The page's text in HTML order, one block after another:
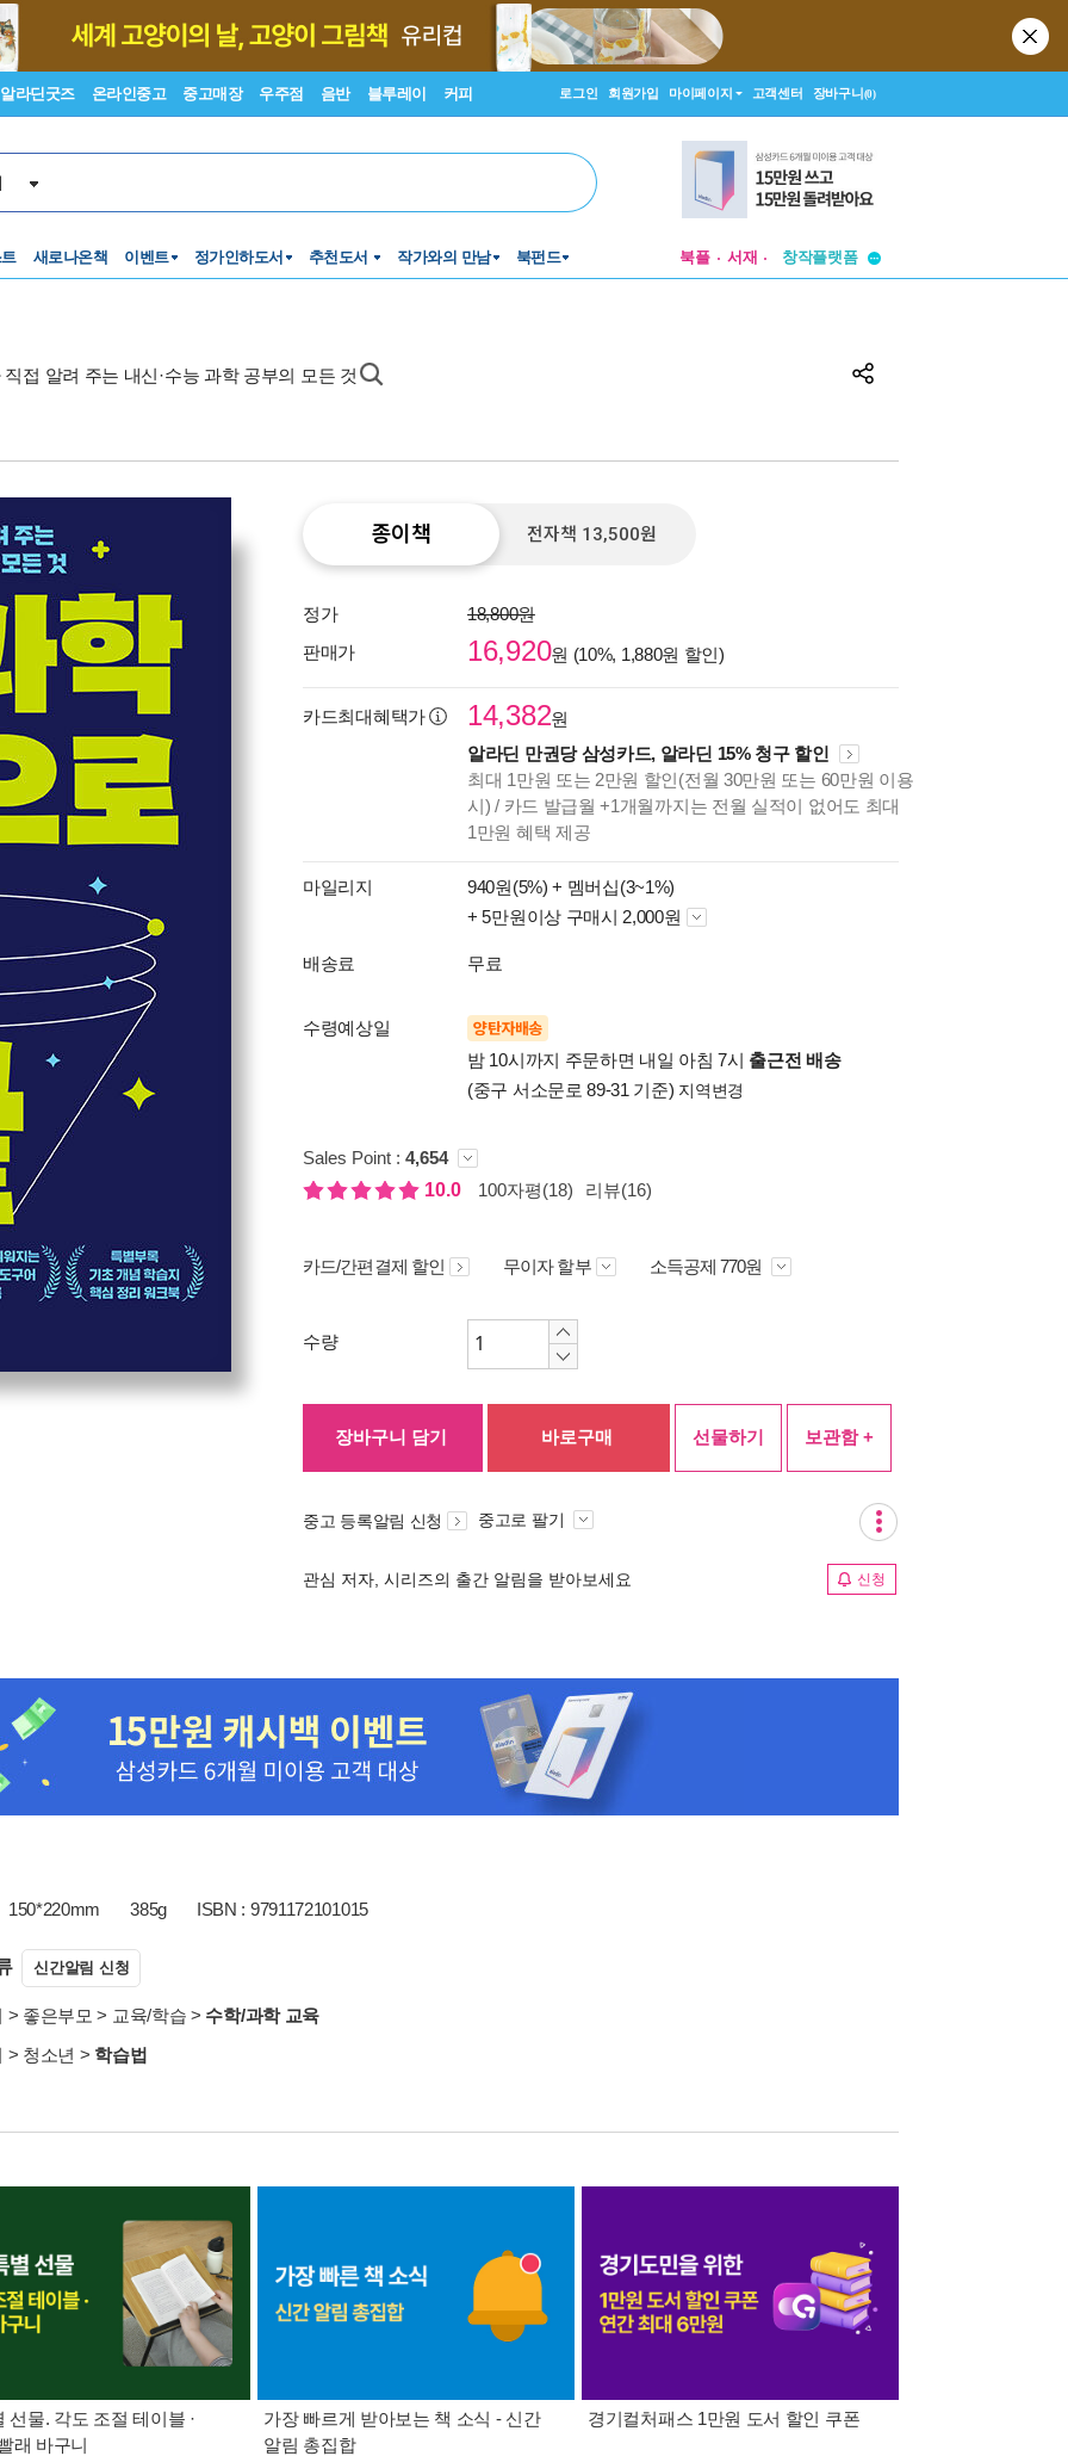
알라딘굿즈 온라인중고 중고매장 우주점 음반 블루레이 커피 로그인 회원가입 마이페이지 고객센터 장바구니(0)
새로나온책 이벤트 정가인하도서 추천도서 작가와의 만남 북펀드 북플 서재
투비컨티뉴드
투비컨티뉴드
접 알려 주는 내신·수능 과학 공부의 모든 것
종이책 전자책 13,500원
정가
18,800원
판매가
16,920원 (10%, 1,880원 할인)
카드최대혜택가 14,382원
알라딘 만권당 삼성카드, 알라딘 15% 청구 할인
최대 1만원 또는 2만원 할인(전월 30만원 또는 60만원 이용
시) / 카드 발급월 +1개월까지는 전월 실적이 없어도 최대
1만원 혜택 제공
마일리지 940원(5%) + 멤버십(3~1%)
+ 5만원이상 구매시 2,000원
배송료 무료
수령예상일 양탄자배송
밤 10시까지 주문하면 내일 아침 7시 출근전 배송
(중구 서소문로 89-31 기준) 지역변경
Sales Point : 4,654
10.0
100자평(18) 리뷰(16)
카드/간편결제 할인 무이자 할부 소득공제 770원
수량
장바구니 담기 바로구매 선물하기 보관함 +
중고 등록알림 신청 중고로 팔기
관심 저자, 시리즈의 출간 알림을 받아보세요 신청
150*220mm 385g ISBN : 9791172101015
신간알림 신청
> 좋은부모 > 교육/학습 > 수학/과학 교육
> 청소년 > 학습법
선물. 각도 조절 테이블 ·
래 바구니
가장 빠르게 받아보는 책 소식 - 신간
알림 총집합
경기컬처패스 1만원 도서 할인 쿠폰